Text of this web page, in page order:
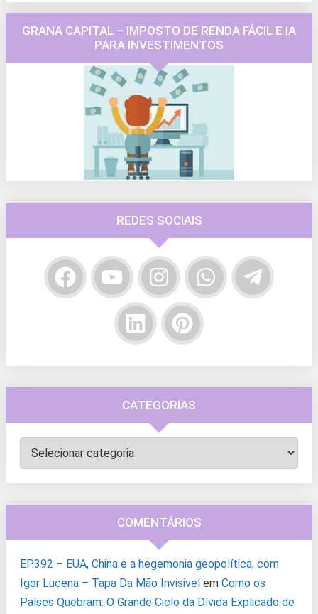
GRANA CAPITAL – IMPOSTO DE RENDA FÁCIL E IA
PARA INVESTIMENTOS
REDES SOCIAIS
CATEGORIAS
Categorias
COMENTÁRIOS
EP.392 – EUA, China e a hegemonia geopolítica, com
Igor Lucena – Tapa Da Mão Invisivel em Como os
Países Quebram: O Grande Ciclo da Dívida Explicado de